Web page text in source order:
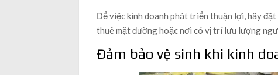
Để việc kinh doanh phát triển thuận lợi, hãy
thuê mặt đường hoặc nơi có vị trí lưu lượng
Đảm bảo vệ sinh khi kinh